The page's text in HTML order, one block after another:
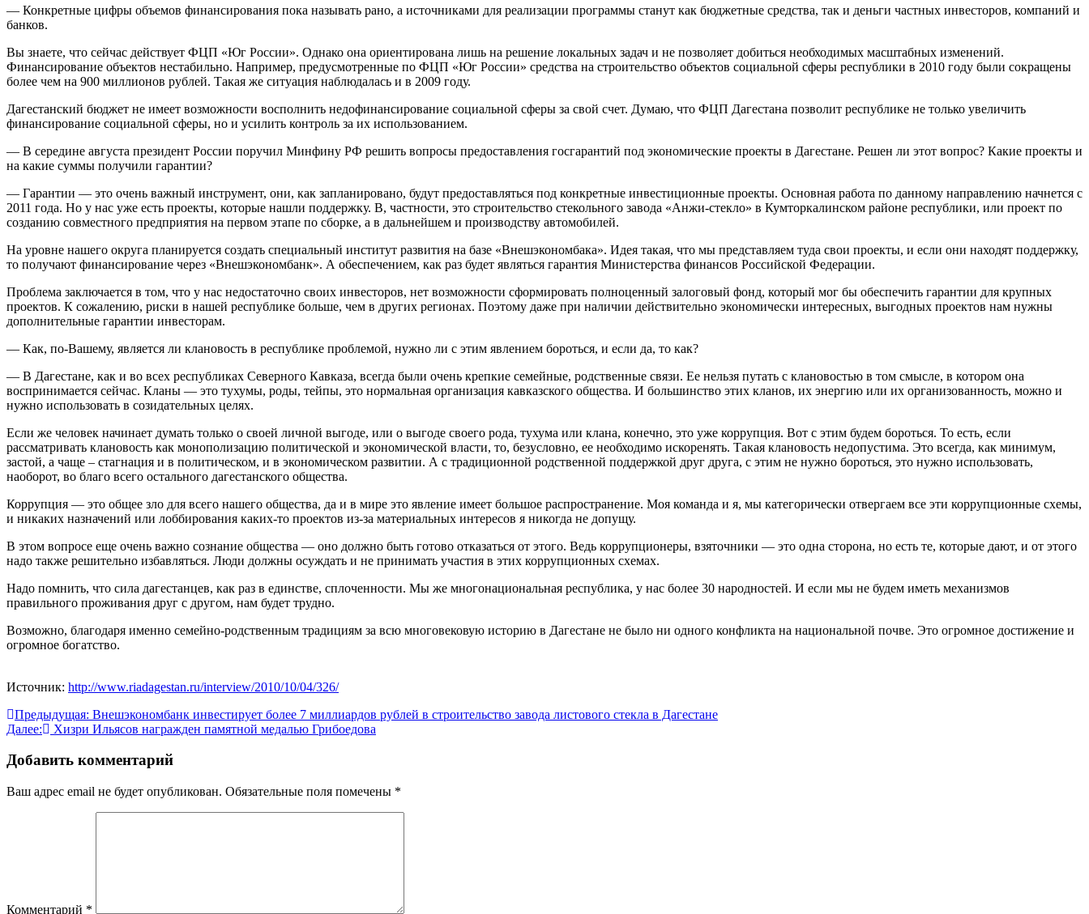
— Конкретные цифры объемов финансирования пока называть рано, а источниками для реализации программы станут как бюджетные средства, так и деньги частных инвесторов, компаний и
банков.
Вы знаете, что сейчас действует ФЦП «Юг России». Однако она ориентирована лишь на решение локальных задач и не позволяет добиться необходимых масштабных изменений.
Финансирование объектов нестабильно. Например, предусмотренные по ФЦП «Юг России» средства на строительство объектов социальной сферы республики в 2010 году были сокращены
более чем на 900 миллионов рублей. Такая же ситуация наблюдалась и в 2009 году.
Дагестанский бюджет не имеет возможности восполнить недофинансирование социальной сферы за свой счет. Думаю, что ФЦП Дагестана позволит республике не только увеличить
финансирование социальной сферы, но и усилить контроль за их использованием.
— В середине августа президент России поручил Минфину РФ решить вопросы предоставления госгарантий под экономические проекты в Дагестане. Решен ли этот вопрос? Какие проекты и
на какие суммы получили гарантии?
— Гарантии — это очень важный инструмент, они, как запланировано, будут предоставляться под конкретные инвестиционные проекты. Основная работа по данному направлению начнется с
2011 года. Но у нас уже есть проекты, которые нашли поддержку. В, частности, это строительство стекольного завода «Анжи-стекло» в Кумторкалинском районе республики, или проект по
созданию совместного предприятия на первом этапе по сборке, а в дальнейшем и производству автомобилей.
На уровне нашего округа планируется создать специальный институт развития на базе «Внешэкономбака». Идея такая, что мы представляем туда свои проекты, и если они находят поддержку,
то получают финансирование через «Внешэкономбанк». А обеспечением, как раз будет являться гарантия Министерства финансов Российской Федерации.
Проблема заключается в том, что у нас недостаточно своих инвесторов, нет возможности сформировать полноценный залоговый фонд, который мог бы обеспечить гарантии для крупных
проектов. К сожалению, риски в нашей республике больше, чем в других регионах. Поэтому даже при наличии действительно экономически интересных, выгодных проектов нам нужны
дополнительные гарантии инвесторам.
— Как, по-Вашему, является ли клановость в республике проблемой, нужно ли с этим явлением бороться, и если да, то как?
— В Дагестане, как и во всех республиках Северного Кавказа, всегда были очень крепкие семейные, родственные связи. Ее нельзя путать с клановостью в том смысле, в котором она
воспринимается сейчас. Кланы — это тухумы, роды, тейпы, это нормальная организация кавказского общества. И большинство этих кланов, их энергию или их организованность, можно и
нужно использовать в созидательных целях.
Если же человек начинает думать только о своей личной выгоде, или о выгоде своего рода, тухума или клана, конечно, это уже коррупция. Вот с этим будем бороться. То есть, если
рассматривать клановость как монополизацию политической и экономической власти, то, безусловно, ее необходимо искоренять. Такая клановость недопустима. Это всегда, как минимум,
застой, а чаще – стагнация и в политическом, и в экономическом развитии. А с традиционной родственной поддержкой друг друга, с этим не нужно бороться, это нужно использовать,
наоборот, во благо всего остального дагестанского общества.
Коррупция — это общее зло для всего нашего общества, да и в мире это явление имеет большое распространение. Моя команда и я, мы категорически отвергаем все эти коррупционные схемы,
и никаких назначений или лоббирования каких-то проектов из-за материальных интересов я никогда не допущу.
В этом вопросе еще очень важно сознание общества — оно должно быть готово отказаться от этого. Ведь коррупционеры, взяточники — это одна сторона, но есть те, которые дают, и от этого
надо также решительно избавляться. Люди должны осуждать и не принимать участия в этих коррупционных схемах.
Надо помнить, что сила дагестанцев, как раз в единстве, сплоченности. Мы же многонациональная республика, у нас более 30 народностей. И если мы не будем иметь механизмов
правильного проживания друг с другом, нам будет трудно.
Возможно, благодаря именно семейно-родственным традициям за всю многовековую историю в Дагестане не было ни одного конфликта на национальной почве. Это огромное достижение и
огромное богатство.
Источник: http://www.riadagestan.ru/interview/2010/10/04/326/
Навигация
по
записям
Предыдущая: Внешэкономбанк инвестирует более 7 миллиардов рублей в строительство завода листового стекла в Дагестане
Далее:
Хизри Ильясов награжден памятной медалью Грибоедова
Добавить комментарий
Ваш адрес email не будет опубликован. Обязательные поля помечены *
Комментарий *